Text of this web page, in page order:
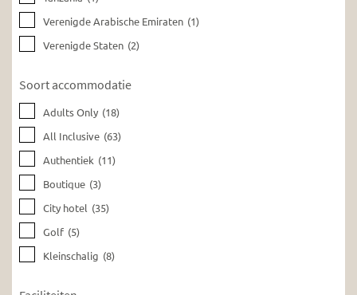
Verenigde Arabische Emiraten (1)
Verenigde Staten (2)
Soort accommodatie
Adults Only (18)
All Inclusive (63)
Authentiek (11)
Boutique (3)
City hotel (35)
Golf (5)
Kleinschalig (8)